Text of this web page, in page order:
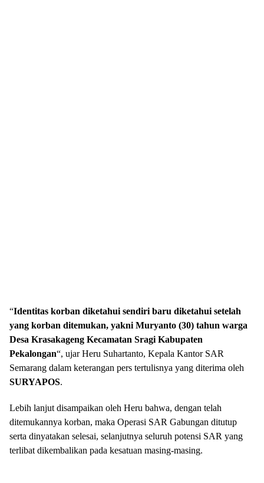
“Identitas korban diketahui sendiri baru diketahui setelah
yang korban ditemukan, yakni Muryanto (30) tahun warga
Desa Krasakageng Kecamatan Sragi Kabupaten
Pekalongan“, ujar Heru Suhartanto, Kepala Kantor SAR
Semarang dalam keterangan pers tertulisnya yang diterima oleh
SURYAPOS.
Lebih lanjut disampaikan oleh Heru bahwa, dengan telah
ditemukannya korban, maka Operasi SAR Gabungan ditutup
serta dinyatakan selesai, selanjutnya seluruh potensi SAR yang
terlibat dikembalikan pada kesatuan masing-masing.